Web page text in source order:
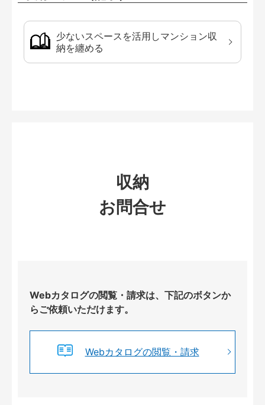
少ないスペースを活用しマンション収
納を纏める
収納
お問合せ
Webカタログの閲覧・請求は、下記のボタンか
らご依頼いただけます。
Webカタログの閲覧・請求